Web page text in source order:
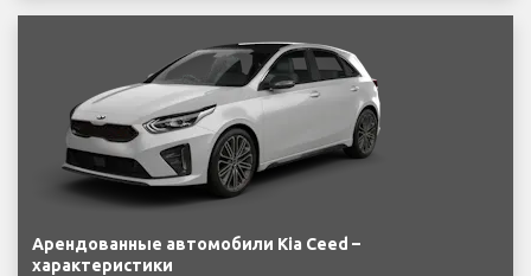
Арендованные автомобили Kia Ceed –
характеристики